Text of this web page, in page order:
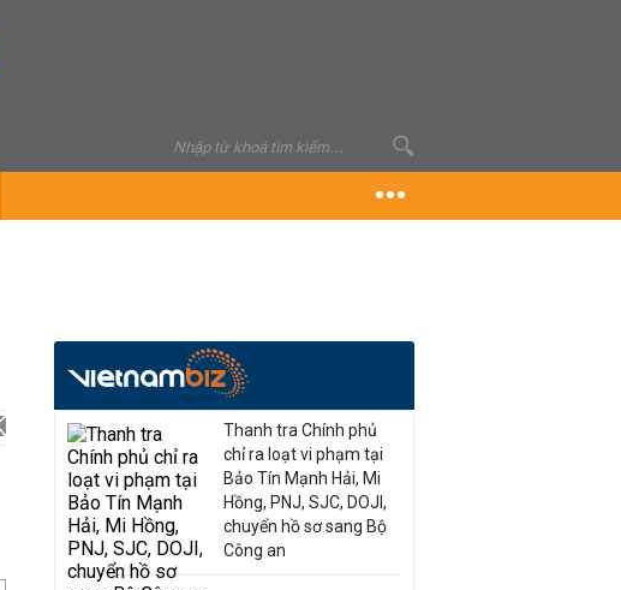
Thanh tra Chính phủ
chỉ ra loạt vi phạm tại
Bảo Tín Mạnh Hải, Mi
Hồng, PNJ, SJC, DOJI,
chuyển hồ sơ sang Bộ
Công an